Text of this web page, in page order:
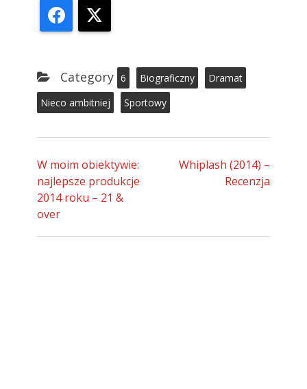
Facebook
Category 6 Biograficzny
Dramat
Nieco ambitniej
Sportowy
W moim obiektywie:
najlepsze produkcje
2014 roku – 21 &
over
Whiplash (2014) –
Recenzja